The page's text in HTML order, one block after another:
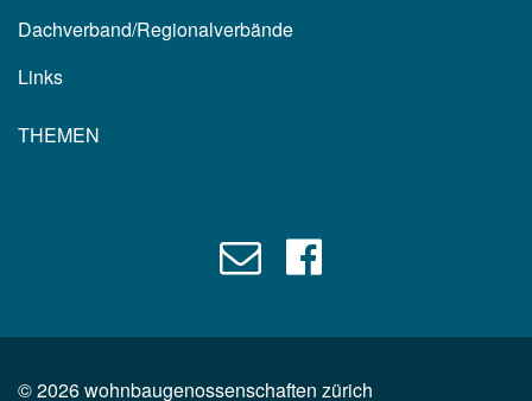
Dachverband/Regionalverbände
Links
THEMEN
©2026wohnbaugenossenschaften zürich